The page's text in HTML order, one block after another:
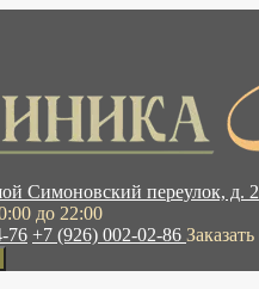
Симоновский переулок, д. 2
до 22:00
76 +7 (926) 002-02-86